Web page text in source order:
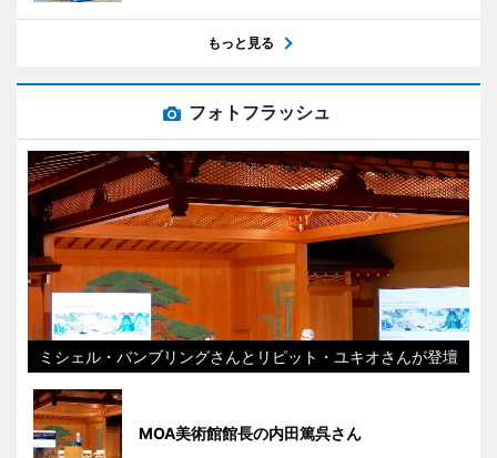
もっと見る
フォトフラッシュ
ミシェル・バンブリングさんとリピット・ユキオさんが登壇
MOA美術館館長の内田篤呉さん